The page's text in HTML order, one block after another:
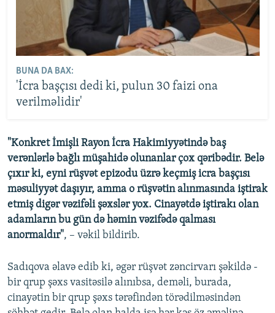
BUNA DA BAX:
'İcra başçısı dedi ki, pulun 30 faizi ona
verilməlidir'
"Konkret İmişli Rayon İcra Hakimiyyətində baş
verənlərlə bağlı müşahidə olunanlar çox qəribədir. Belə
çıxır ki, eyni rüşvət epizodu üzrə keçmiş icra başçısı
məsuliyyət daşıyır, amma o rüşvətin alınmasında iştirak
etmiş digər vəzifəli şəxslər yox. Cinayətdə iştirakı olan
adamların bu gün də həmin vəzifədə qalması
anormaldır", – vəkil bildirib.
Sadıqova əlavə edib ki, əgər rüşvət zəncirvarı şəkildə -
bir qrup şəxs vasitəsilə alınıbsa, deməli, burada,
cinayətin bir qrup şəxs tərəfindən törədilməsindən